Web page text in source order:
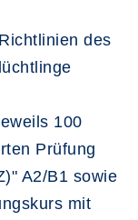
des
100
Prüfung
A2/B1 sowie
mit